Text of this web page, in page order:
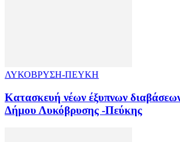
ΛΥΚΟΒΡΥΣΗ-ΠΕΥΚΗ
Κατασκευή νέων έξυπνων
Δήμου Λυκόβρυσης -Πεύκης